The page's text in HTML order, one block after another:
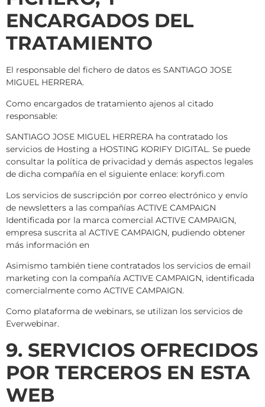
ENCARGADOS DEL
TRATAMIENTO
El responsable del fichero de datos es SANTIAGO JOSE
MIGUEL HERRERA.
Como encargados de tratamiento ajenos al citado
responsable:
SANTIAGO JOSE MIGUEL HERRERA ha contratado los
servicios de Hosting a HOSTING KORIFY DIGITAL. Se puede
consultar la política de privacidad y demás aspectos legales
de dicha compañía en el siguiente enlace: koryfi.com
Los servicios de suscripción por correo electrónico y envío
de newsletters a las compañías ACTIVE CAMPAIGN
Identificada por la marca comercial ACTIVE CAMPAIGN,
empresa suscrita al ACTIVE CAMPAIGN, pudiendo obtener
más información en
Asimismo también tiene contratados los servicios de email
marketing con la compañía ACTIVE CAMPAIGN, identificada
comercialmente como ACTIVE CAMPAIGN.
Como plataforma de webinars, se utilizan los servicios de
Everwebinar.
9. SERVICIOS OFRECIDOS
POR TERCEROS EN ESTA
WEB